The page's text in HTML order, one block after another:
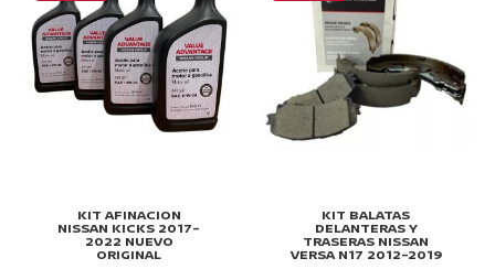
KIT AFINACION
NISSAN KICKS 2017-
2022 NUEVO
ORIGINAL
KIT BALATAS
DELANTERAS Y
TRASERAS NISSAN
VERSA N17 2012-2019